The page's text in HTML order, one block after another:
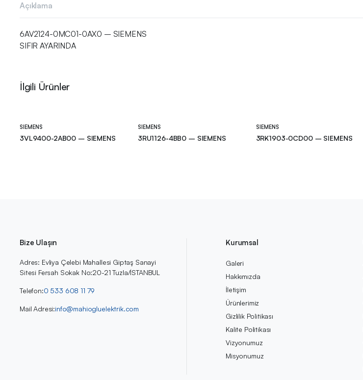
Açıklama
6AV2124-0MC01-0AX0 – SIEMENS
SIFIR AYARINDA
İlgili Ürünler
SIEMENS
3VL9400-2AB00 – SIEMENS
SIEMENS
3RU1126-4BB0 – SIEMENS
SIEMENS
3RK1903-0CD00 – SIEMENS
Bize Ulaşın
Adres: Evliya Çelebi Mahallesi Giptaş Sanayi
Sitesi Fersah Sokak No:20-21 Tuzla/İSTANBUL
Telefon:0 533 608 11 79
Mail Adresi:info@mahiogluelektrik.com
Kurumsal
Galeri
Hakkımızda
İletişim
Ürünlerimiz
Gizlilik Politikası
Kalite Politikası
Vizyonumuz
Misyonumuz